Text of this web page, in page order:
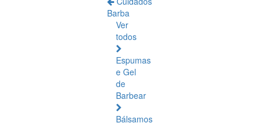
Barba
Ver
todos
Espumas
e Gel
de
Barbear
Bálsamos